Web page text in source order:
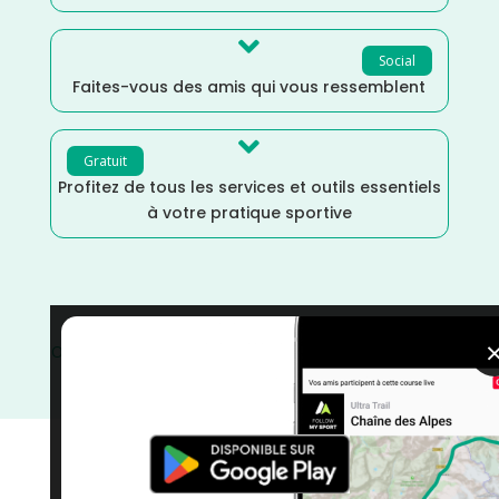
Social

Faites-vous des amis qui vous ressemblent
Gratuit 
Profitez de tous les services et outils essentiels
à votre pratique sportive
Octobre
Distance Faible/courses/
Course à Pied